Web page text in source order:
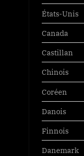
États-Unis
Canada
Castillan
Chinois
Coréen
Danois
Finnois
Danemark